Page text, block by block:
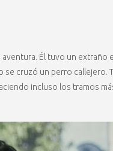
aventura. Él tuvo un extraño
se cruzó un perro callejero.
incluso los tramos